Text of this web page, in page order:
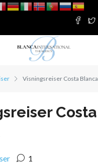
Visningsreiser Costa Blanca
Costa
1